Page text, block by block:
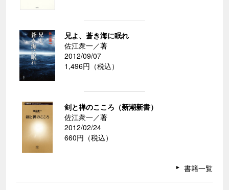
兄よ、蒼き海に眠れ
佐江衆一／著
2012/09/07
1,496円（税込）
剣と禅のこころ（新潮新書）
佐江衆一／著
2012/02/24
660円（税込）
書籍一覧